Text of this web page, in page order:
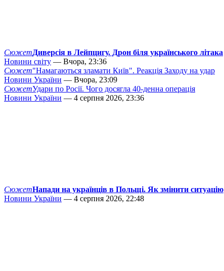
СюжетДиверсія в Лейпцигу. Дрон біля українського літака
Новини світу — Вчора, 23:36
Сюжет"Намагаються зламати Київ". Реакція Заходу на удар
Новини України — Вчора, 23:09
СюжетУдари по Росії. Чого досягла 40-денна операція
Новини України — 4 серпня 2026, 23:36
СюжетНапади на українців в Польщі. Як змінити ситуацію
Новини України — 4 серпня 2026, 22:48